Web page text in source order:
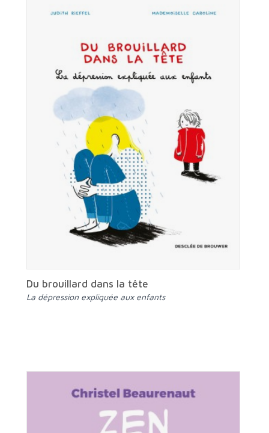
Du brouillard dans la tête
La dépression expliquée aux enfants